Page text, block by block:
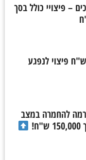
– פיצויי כולל בסך
מעל 1,500,000 ש"ח פיצוי לנפגע
להחמרה במצב